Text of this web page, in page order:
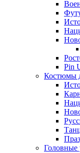
Pin
Костюмы
Головные